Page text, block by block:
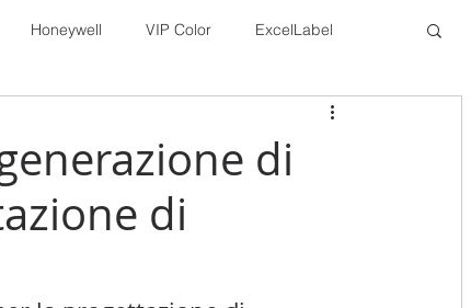
Honeywell VIP Color ExcelLabel
Rivenditori
Tharo systems inc
di
di